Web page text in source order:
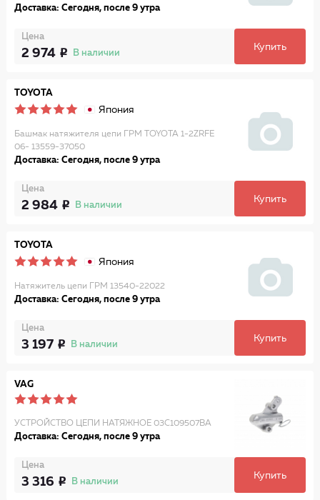
Доставка: Сегодня, после 9 утра
Цена
2 974 В наличии
Купить
TOYOTA
Япония
Башмак натяжителя цепи ГРМ TOYOTA 1-2ZRFE
06- 13559-37050
Доставка: Сегодня, после 9 утра
Цена
2 984 В наличии
Купить
TOYOTA
Япония
Натяжитель цепи ГРМ 13540-22022
Доставка: Сегодня, после 9 утра
Цена
3 197 В наличии
Купить
VAG
УСТРОЙСТВО ЦЕПИ НАТЯЖНОЕ 03C109507BA
Доставка: Сегодня, после 9 утра
Цена
3 316 В наличии
Купить